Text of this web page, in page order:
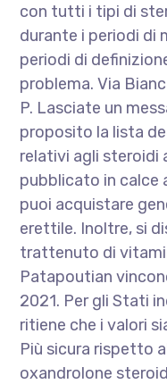
con tutti i tipi di
durante i periodi di
periodi di
problema. Via
P. Lasciate un
proposito la lista
relativi agli steroidi
pubblicato in calce
puoi acquistare
erettile. Inoltre, si
trattenuto di
Patapoutian
2021. Per gli Stati
ritiene che i valori
Più sicura rispetto
oxandrolone